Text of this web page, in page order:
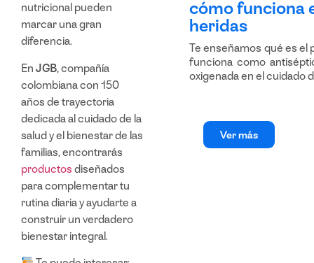
nutricional pueden
marcar una gran
diferencia.
En JGB, compañía
colombiana con 150
años de trayectoria
dedicada al cuidado de la
salud y el bienestar de las
familias, encontrarás
productos diseñados
para complementar tu
rutina diaria y ayudarte a
construir un verdadero
bienestar integral.
cómo funciona
heridas
Te enseñamos qué es el
funciona como
oxigenada en el cuidado
Ver más